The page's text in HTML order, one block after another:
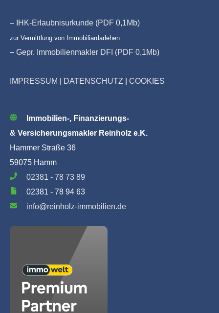
– IHK-Erlaubnisurkunde (PDF 0,1Mb)
zur Vermittlung von Immobiliardarlehen
– Gepr. Immobilienmakler DFI (PDF 0,1Mb)
IMPRESSUM | DATENSCHUTZ | COOKIES
Immobilien-, Finanzierungs-
& Versicherungsmakler Reinholz e.K.
Hammer Straße 36
59075 Hamm
02381 - 78 73 89
02381 - 78 94 63
info@reinholz-immobilien.de